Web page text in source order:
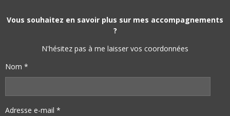
B
K
E
S
T
E
A
M
Vous souhaitez en savoir plus sur mes accompagnements
?
N'hésitez pas à me laisser vos coordonnées
Nom *
Adresse e-mail *